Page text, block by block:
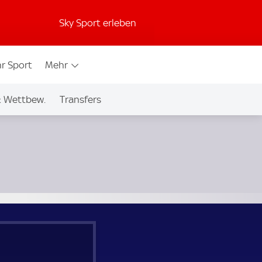
Sky Sport erleben
Sport Mehr
Wettbew. Transfers